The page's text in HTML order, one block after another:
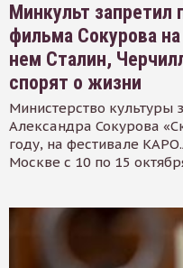
Минкульт запретил
фильма Сокурова
нем Сталин,
спорят о жизни
Министерство культуры
Александра Сокурова
году, на фестивале
Москве с 10 по 15